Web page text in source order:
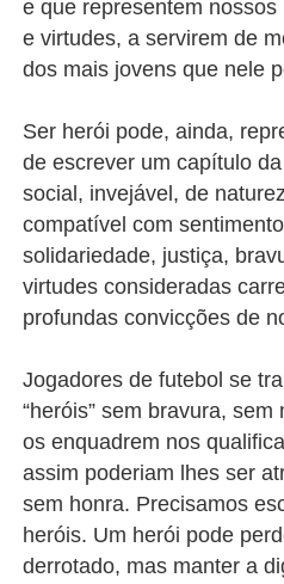
e que representem
e virtudes, a servirem de
dos mais jovens que nele
Ser herói pode, ainda,
de escrever um capítulo
social, invejável, de
compatível com
solidariedade, justiça,
virtudes consideradas
profundas convicções de
Jogadores de futebol se
“heróis” sem bravura,
os enquadrem nos
assim poderiam lhes ser
sem honra. Precisamos
heróis. Um herói pode
derrotado, mas manter a